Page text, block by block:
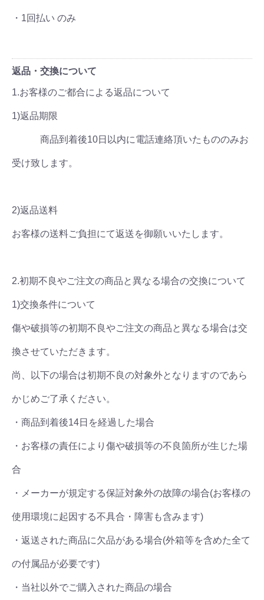
・1回払い のみ
返品・交換について
1.お客様のご都合による返品について
1)返品期限
商品到着後10日以内に電話連絡頂いたもののみお
受け致します。
2)返品送料
お客様の送料ご負担にて返送を御願いいたします。
2.初期不良やご注文の商品と異なる場合の交換について
1)交換条件について
傷や破損等の初期不良やご注文の商品と異なる場合は交
換させていただきます。
尚、以下の場合は初期不良の対象外となりますのであら
かじめご了承ください。
・商品到着後14日を経過した場合
・お客様の責任により傷や破損等の不良箇所が生じた場
合
・メーカーが規定する保証対象外の故障の場合(お客様の
使用環境に起因する不具合・障害も含みます)
・返送された商品に欠品がある場合(外箱等を含めた全て
の付属品が必要です)
・当社以外でご購入された商品の場合